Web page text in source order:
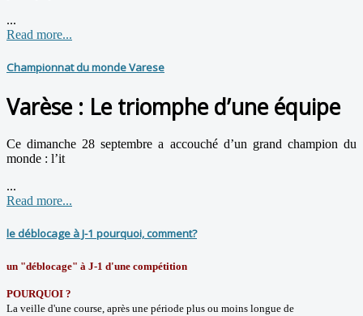
...
Read more...
Championnat du monde Varese
Varèse : Le triomphe d’une équipe
Ce dimanche 28 septembre a accouché d’un grand champion du
monde : l’it
...
Read more...
le déblocage à J-1 pourquoi, comment?
un "déblocage" à J-1 d'une compétition
POURQUOI ?
La veille d'une course, après une période plus ou moins longue de